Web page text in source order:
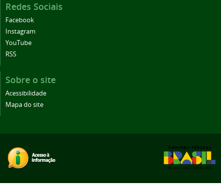
Redes Sociais
Facebook
Instagram
YouTube
RSS
Sobre o site
Acessibilidade
Mapa do site